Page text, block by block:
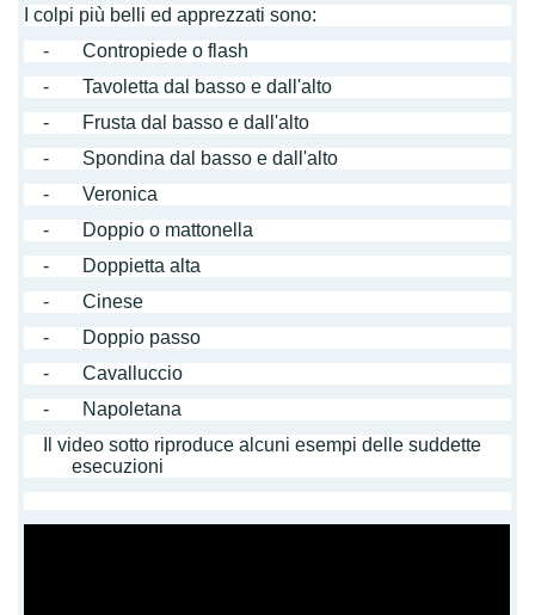
I colpi più belli ed apprezzati sono:
- Contropiede o flash
- Tavoletta dal basso e dall'alto
- Frusta dal basso e dall'alto
- Spondina dal basso e dall'alto
- Veronica
- Doppio o mattonella
- Doppietta alta
- Cinese
- Doppio passo
- Cavalluccio
- Napoletana
Il video sotto riproduce alcuni esempi delle suddette
esecuzioni